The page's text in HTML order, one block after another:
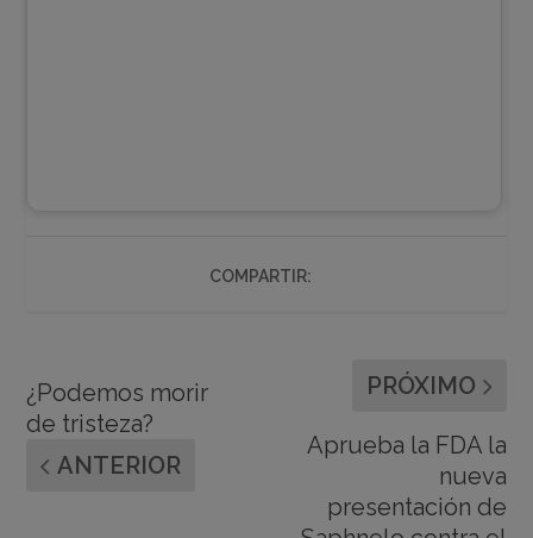
COMPARTIR:
¿Podemos morir
de tristeza?
ANTERIOR
PRÓXIMO
Aprueba la FDA la
nueva
presentación de